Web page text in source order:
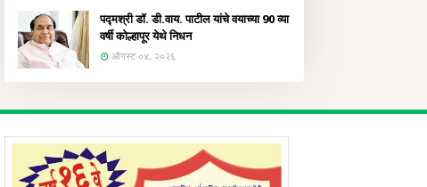
पद्मश्री डॉ. डी.वाय. पाटील यांचे वयाच्या 90 व्या
वर्षी कोल्हापूर येथे निधन
ऑगस्ट ०४, २०२६